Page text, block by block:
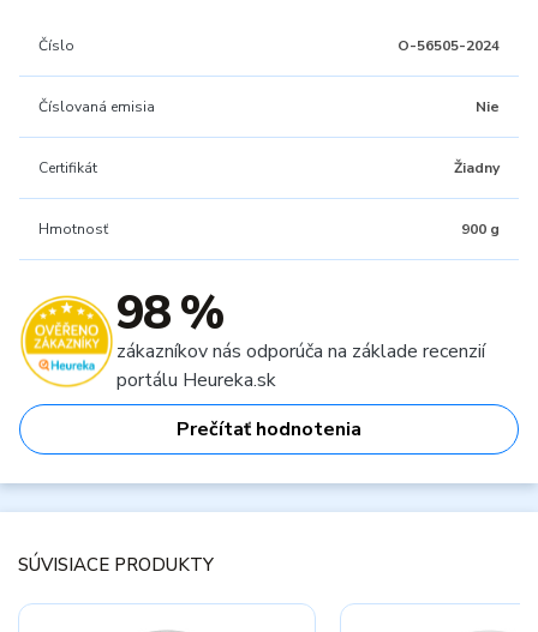
Číslo O-56505-2024
Číslovaná emisia Nie
Certifikát Žiadny
Hmotnosť 900 g
98 %
zákazníkov nás odporúča na základe recenzií
portálu Heureka.sk
Prečítať hodnotenia
SÚVISIACE PRODUKTY